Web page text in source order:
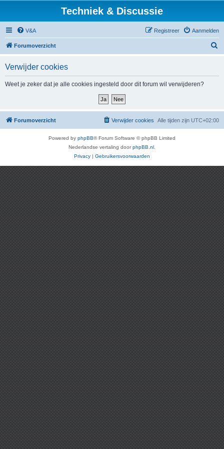
Techniek & Discussie
V&A Aanmelden
Registreer
Forumoverzicht
Verwijder cookies
Weet je zeker dat je alle cookies ingesteld door dit forum wil verwijderen?
Forumoverzicht Alle tijden zijn UTC+02:00
Verwijder cookies
Powered by phpBB® Forum Software © phpBB Limited
Nederlandse vertaling doorphpBB.nl
Privacy | Gebruikersvoorwaarden